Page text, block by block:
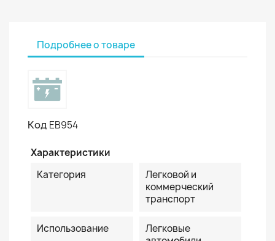
Подробнее о товаре
Код EB954
Характеристики
Категория
Легковой и
коммерческий
транспорт
Использование
Легковые